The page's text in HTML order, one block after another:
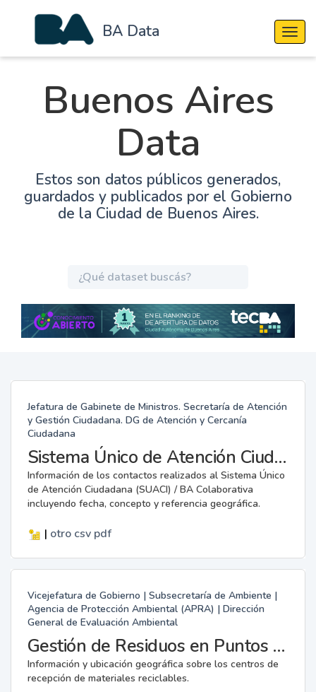
BA Data
Buenos Aires
Data
Estos son datos públicos generados,
guardados y publicados por el Gobierno
de la Ciudad de Buenos Aires.
Jefatura de Gabinete de Ministros. Secretaría de Atención
y Gestión Ciudadana. DG de Atención y Cercanía
Ciudadana
Sistema Único de Atención Ciudadana / BA Colaborativa
Información de los contactos realizados al Sistema Único
de Atención Ciudadana (SUACI) / BA Colaborativa
incluyendo fecha, concepto y referencia geográfica.
| otro csv pdf
Vicejefatura de Gobierno | Subsecretaría de Ambiente |
Agencia de Protección Ambiental (APRA) | Dirección
General de Evaluación Ambiental
Gestión de Residuos en Puntos Verdes
Información y ubicación geográfica sobre los centros de
recepción de materiales reciclables.